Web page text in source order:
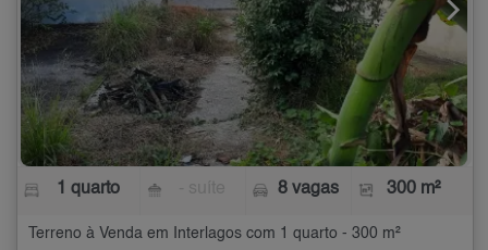
1 quarto 8 vagas 300 m²
Terreno à Venda em Interlagos com 1 quarto - 300 m²